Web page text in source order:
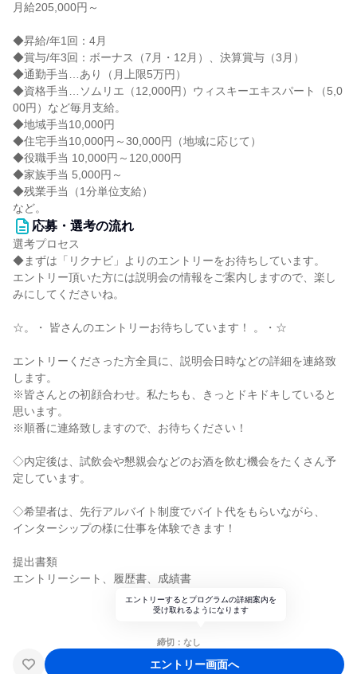
月給205,000円～
◆昇給/年1回：4月
◆賞与/年3回：ボーナス（7月・12月）、決算賞与（3月）
◆通勤手当…あり（月上限5万円）
◆資格手当…ソムリエ（12,000円）ウィスキーエキスパート（5,0
00円）など毎月支給。
◆地域手当10,000円
◆住宅手当10,000円～30,000円（地域に応じて）
◆役職手当 10,000円～120,000円
◆家族手当 5,000円～
◆残業手当（1分単位支給）
など。
応募・選考の流れ
選考プロセス
◆まずは「リクナビ」よりのエントリーをお待ちしています。
エントリー頂いた方には説明会の情報をご案内しますので、楽し
みにしてくださいね。
☆。・ 皆さんのエントリーお待ちしています！ 。・☆
エントリーくださった方全員に、説明会日時などの詳細を連絡致
します。
※皆さんとの初顔合わせ。私たちも、きっとドキドキしていると
思います。
※順番に連絡致しますので、お待ちください！
◇内定後は、試飲会や懇親会などのお酒を飲む機会をたくさん予
定しています。
◇希望者は、先行アルバイト制度でバイト代をもらいながら、
インターシップの様に仕事を体験できます！
提出書類
エントリーシート、履歴書、成績書
エントリーするとプログラムの詳細案内を
受け取れるようになります
締切：なし
エントリー画面へ